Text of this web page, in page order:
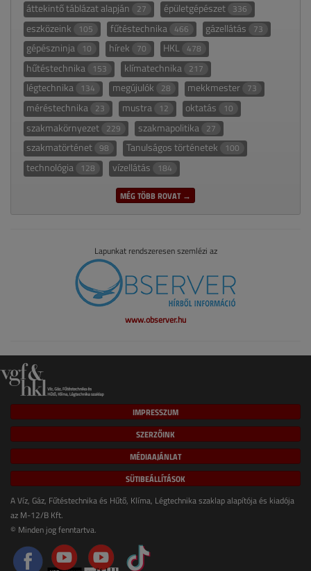
áttekintő táblázat alapján 27 épületgépészet 336
eszközeink 105 fűtéstechnika 466 gázellátás 73
gépészninja 10 hírek 70 HKL 478
hűtéstechnika 153 klímatechnika 217
légtechnika 134 megújulók 28 mekkmester 73
méréstechnika 23 mustra 12 oktatás 10
szakmakörnyezet 229 szakmapolitika 27
szakmatörténet 98 Tanulságos történetek 100
technológia 128 vízellátás 184
MÉG TÖBB ROVAT →
Lapunkat rendszeresen szemlézi az
www.observer.hu
IMPRESSZUM
SZERZŐINK
MÉDIAAJÁNLAT
SÜTIBEÁLLÍTÁSOK
A Víz, Gáz, Fűtéstechnika és Hűtő, Klíma, Légtechnika szaklap alapítója és kiadója
az M-12/B Kft.
© Minden jog fenntartva.